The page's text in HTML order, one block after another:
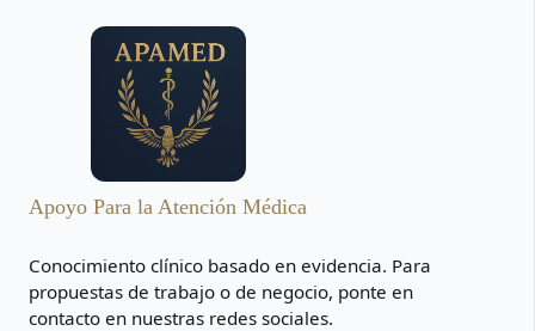
Apoyo Para la Atención Médica
Conocimiento clínico basado en evidencia. Para
propuestas de trabajo o de negocio, ponte en
contacto en nuestras redes sociales.